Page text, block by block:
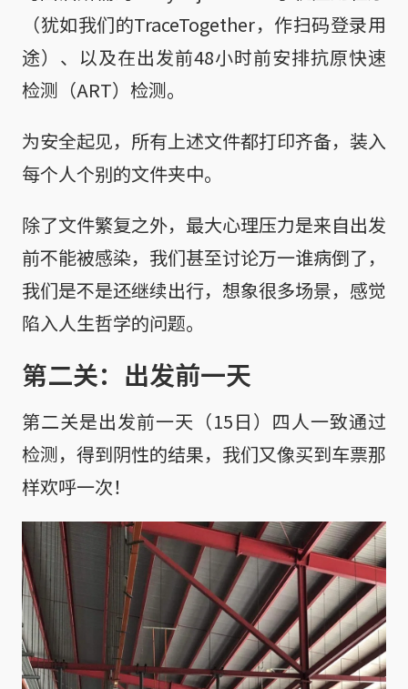
（犹如我们的TraceTogether，作扫码登录用
途）、以及在出发前48小时前安排抗原快速
检测（ART）检测。
为安全起见，所有上述文件都打印齐备，装入
每个人个别的文件夹中。
除了文件繁复之外，最大心理压力是来自出发
前不能被感染，我们甚至讨论万一谁病倒了，
我们是不是还继续出行，想象很多场景，感觉
陷入人生哲学的问题。
第二关：出发前一天
第二关是出发前一天（15日）四人一致通过
检测，得到阴性的结果，我们又像买到车票那
样欢呼一次！